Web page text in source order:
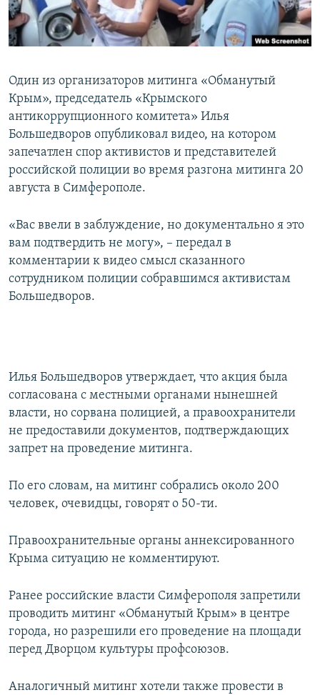
ПОБЕДИТЕЛЕЙ НЕ СУДЯТ?
КРЫМ.НЕПОКОРЕННЫЙ
УКРАИНСКАЯ ПРОБЛЕМА КРЫМА
ПРИСОЕДИНЯЙТЕСЬ!
Все сайты RFE/RL
Один из организаторов митинга «Обманутый
Крым», председатель «Крымского
антикоррупционного комитета» Илья
Большедворов опубликовал видео, на котором
запечатлен спор активистов и представителей
российской полиции во время разгона митинга 20
августа в Симферополе.
«Вас ввели в заблуждение, но документально я это
вам подтвердить не могу», – передал в
комментарии к видео смысл сказанного
сотрудником полиции собравшимся активистам
Большедворов.
Илья Большедворов утверждает, что акция была
согласована с местными органами нынешней
власти, но сорвана полицией, а правоохранители
не предоставили документов, подтверждающих
запрет на проведение митинга.
По его словам, на митинг собрались около 200
человек, очевидцы, говорят о 50-ти.
Правоохранительные органы аннексированного
Крыма ситуацию не комментируют.
Ранее российские власти Симферополя запретили
проводить митинг «Обманутый Крым» в центре
города, но разрешили его проведение на площади
перед Дворцом культуры профсоюзов.
Аналогичный митинг хотели также провести в